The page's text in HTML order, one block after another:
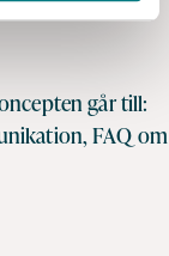
går till:
FAQ om